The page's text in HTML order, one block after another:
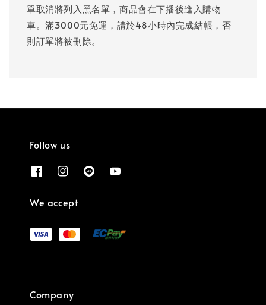
單取消將列入黑名單，商品會在下播後進入購物
車。滿3000元免運，請於48小時內完成結帳，否
則訂單將被刪除。
Follow us
We accept
Company